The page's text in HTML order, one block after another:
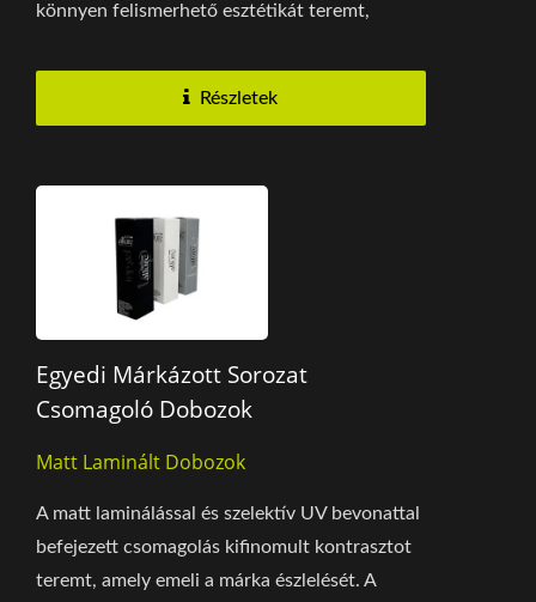
könnyen felismerhető esztétikát teremt,
Részletek
Egyedi Márkázott Sorozat
Csomagoló Dobozok
Matt Laminált Dobozok
A matt laminálással és szelektív UV bevonattal
befejezett csomagolás kifinomult kontrasztot
teremt, amely emeli a márka észlelését. A